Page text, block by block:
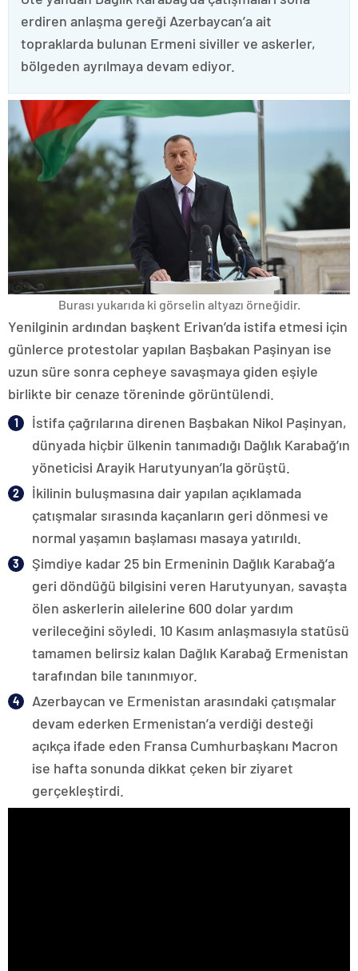
erdiren anlaşma gereği Azerbaycan’a ait
topraklarda bulunan Ermeni siviller ve askerler,
bölgeden ayrılmaya devam ediyor.
Burası yukarıda ki görselin altyazı örneğidir.
Yenilginin ardından başkent Erivan’da istifa etmesi için
günlerce protestolar yapılan Başbakan Paşinyan ise
uzun süre sonra cepheye savaşmaya giden eşiyle
birlikte bir cenaze töreninde görüntülendi.
İstifa çağrılarına direnen Başbakan Nikol Paşinyan,
dünyada hiçbir ülkenin tanımadığı Dağlık Karabağ’ın
yöneticisi Arayik Harutyunyan’la görüştü.
İkilinin buluşmasına dair yapılan açıklamada
çatışmalar sırasında kaçanların geri dönmesi ve
normal yaşamın başlaması masaya yatırıldı.
Şimdiye kadar 25 bin Ermeninin Dağlık Karabağ’a
geri döndüğü bilgisini veren Harutyunyan, savaşta
ölen askerlerin ailelerine 600 dolar yardım
verileceğini söyledi. 10 Kasım anlaşmasıyla statüsü
tamamen belirsiz kalan Dağlık Karabağ Ermenistan
tarafından bile tanınmıyor.
Azerbaycan ve Ermenistan arasındaki çatışmalar
devam ederken Ermenistan’a verdiği desteği
açıkça ifade eden Fransa Cumhurbaşkanı Macron
ise hafta sonunda dikkat çeken bir ziyaret
gerçekleştirdi.